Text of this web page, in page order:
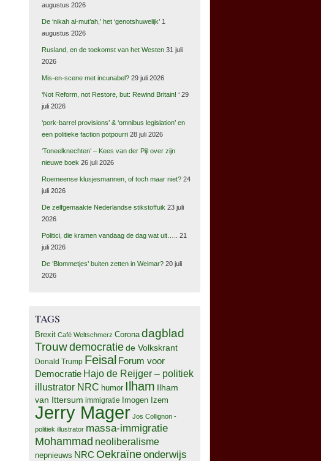
augustus 2026
De ‘nikah al-mut’ah,’ het ‘genotshuwelijk’ 1
augustus 2026
Rusland, en de toekomst van het Westen 31 juli
2026
Mis-en-scene met incunabel? 29 juli 2026
‘Not Reform, not Restore, but: Rewind Britain! ‘ 29
juli 2026
‘pork-barrel provisions’ & ‘omnibus legislation’ en
een politieke faction potpourri 28 juli 2026
‘Toneelknechten’ – Kees van der Pijl over zijn
nieuwe boek 26 juli 2026
Roemeense klusjesmannen, of toch maar niet? 24
juli 2026
De zelfgemaakte Nederlandse stikstoffuik 23 juli
2026
Politici, die kramen vandaag de dag wat uit…..
21
juli 2026
De ‘Blommetjes’ buiten zetten in Weimar? 20 juli
2026
TAGS
Brexit Café Weltschmerz Corona dagblad
Trouwdemocratiede Volkskrant
Donald Trump Feisal Forum voor
Democratie Hajo de Reijger – politiek
illustrator NRC humor Ilham Ilham
van Ittersum immigratie Imogen Izem
Jerry Mager Jos Collignon -
politiek illustrator massa-immigratie
Mohammad neoliberalisme
nepnieuws NRC Oekraïneonderwijs